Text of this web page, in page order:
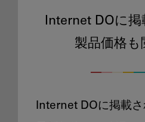
Internet DOに
製品価格も
Internet DOに掲載